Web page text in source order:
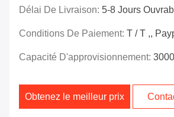
Délai De Livraison: 5-8 Jours
Conditions De Paiement: T / T ,,
Capacité D'approvisionnement:
Obtenez le meilleur prix